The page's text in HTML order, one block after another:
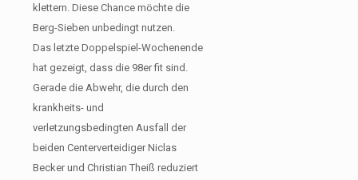
klettern. Diese Chance möchte die
Berg-Sieben unbedingt nutzen.
Das letzte Doppelspiel-Wochenende
hat gezeigt, dass die 98er fit sind.
Gerade die Abwehr, die durch den
krankheits- und
verletzungsbedingten Ausfall der
beiden Centerverteidiger Niclas
Becker und Christian Theiß reduziert